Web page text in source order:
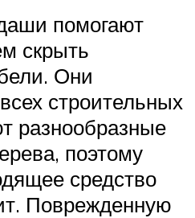
помогают
скрыть
Они
строительных
разнообразные
поэтому
средство
Поврежденную